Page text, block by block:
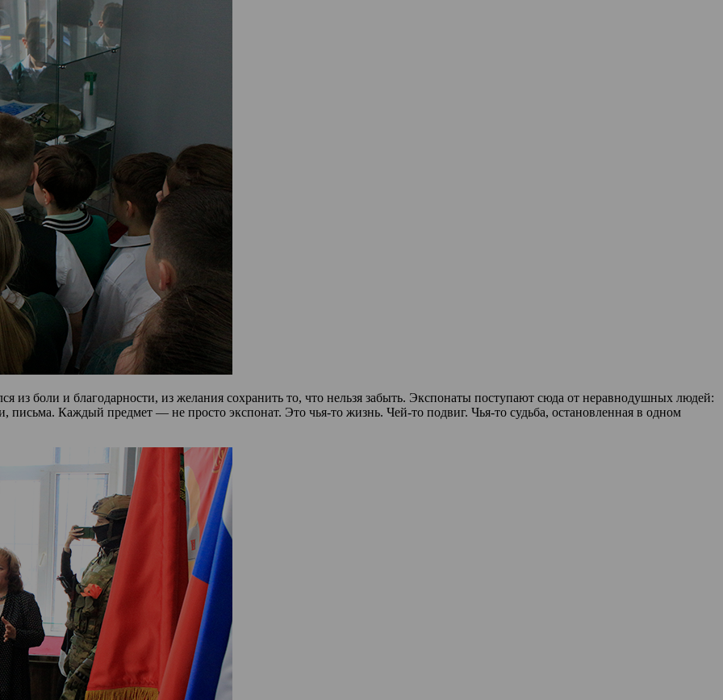
боли и благодарности, из желания сохранить то, что нельзя забыть. Экспонаты поступают сюда от неравнодушных людей:
Каждый предмет — не просто экспонат. Это чья-то жизнь. Чей-то подвиг. Чья-то судьба, остановленная в одном